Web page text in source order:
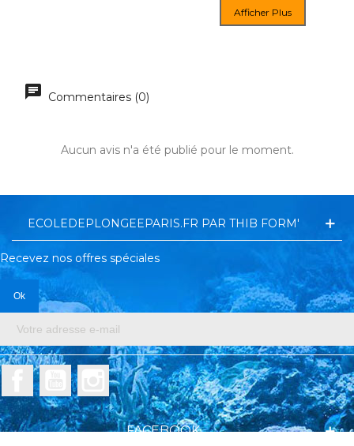
Afficher Plus
Commentaires (0)
Aucun avis n'a été publié pour le moment.
ECOLEDEPLONGEEPARIS.FR PAR THIB FORM'
Recevez nos offres spéciales
FacebookYouTubeInstagram
FACEBOOK